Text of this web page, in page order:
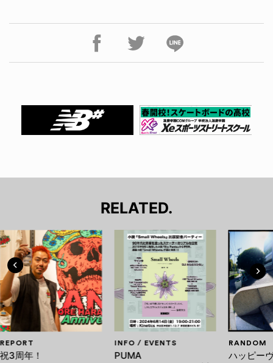
RELATED.
REPORT
祝3周年！
INFO / EVENTS
PUMA
RANDOM
ハッピー